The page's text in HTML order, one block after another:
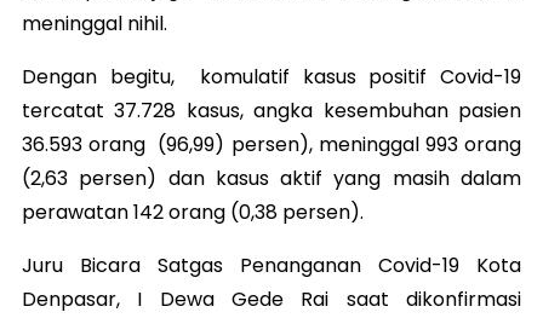
meninggal nihil.
Dengan begitu, komulatif kasus positif Covid-19
tercatat 37.728 kasus, angka kesembuhan pasien
36.593 orang (96,99) persen), meninggal 993 orang
(2,63 persen) dan kasus aktif yang masih dalam
perawatan 142 orang (0,38 persen).
Juru Bicara Satgas Penanganan Covid-19 Kota
Denpasar, I Dewa Gede Rai saat dikonfirmasi